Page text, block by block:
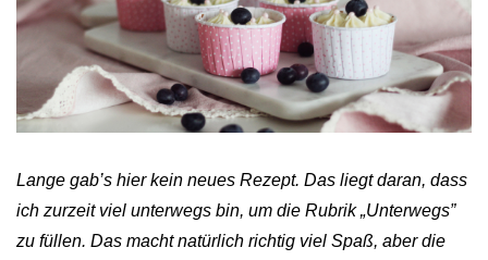
Lange gab’s hier kein neues Rezept. Das liegt daran, dass
ich zurzeit viel unterwegs bin, um die Rubrik „Unterwegs”
zu füllen. Das macht natürlich richtig viel Spaß, aber die